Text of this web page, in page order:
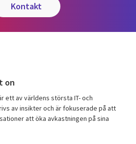
kontakt
on
ett av världens största IT- och
av insikter och är fokuserade på att
att öka avkastningen på sina